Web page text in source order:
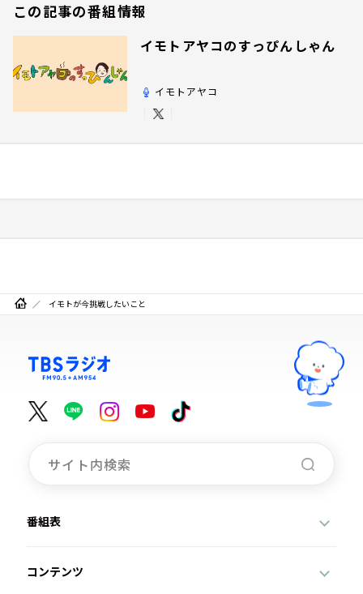
この記事の番組情報
イモトアヤコのすっぴんしゃん
イモトアヤコ
イモトが今挑戦したいこと
番組表
コンテンツ